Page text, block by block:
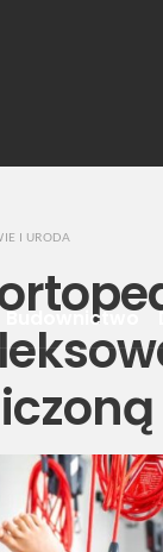
Budownictwo
I URODA